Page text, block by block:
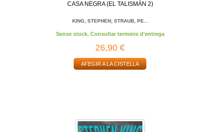
CASA NEGRA (EL TALISMÁN 2)
KING, STEPHEN; STRAUB, PE...
Sense stock. Consultar terminis d'entrega
26,90 €
AFEGIR A LA CISTELLA